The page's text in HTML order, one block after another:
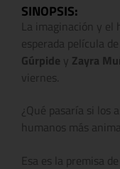
SINOPSIS:
La imaginación y el
esperada película
Gúrpide y Zayra
viernes.
¿Qué pasaría si los
humanos más
Esa es la premisa